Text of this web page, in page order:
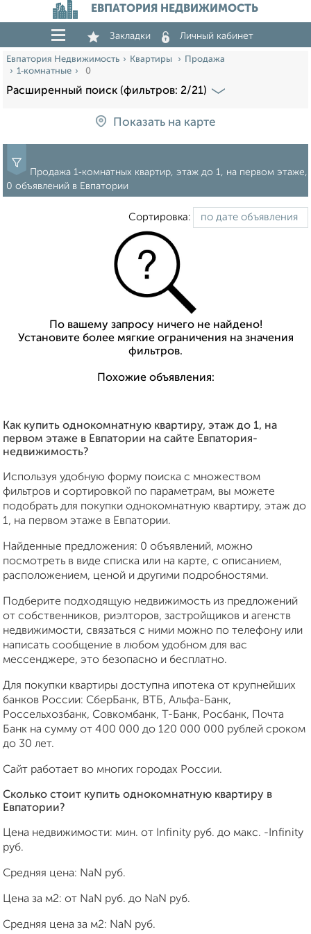
ЕВПАТОРИЯ НЕДВИЖИМОСТЬ
Закладки Личный кабинет
Евпатория Недвижимость Квартиры
Продажа
1‑комнатные
0
Расширенный поиск (фильтров: 2/21)
Показать на карте
Продажа 1‑комнатных квартир, этаж до 1, на первом этаже,
0 объявлений в Евпатории
Сортировка:
По вашему запросу ничего не найдено!
Установите более мягкие ограничения на значения
фильтров.
Похожие объявления:
Как купить однокомнатную квартиру, этаж до 1, на
первом этаже в Евпатории на сайте Евпатория-
недвижимость?
Используя удобную форму поиска с множеством
фильтров и сортировкой по параметрам, вы можете
подобрать для покупки однокомнатную квартиру, этаж до
1, на первом этаже в Евпатории.
Найденные предложения: 0 объявлений, можно
посмотреть в виде списка или на карте, с описанием,
расположением, ценой и другими подробностями.
Подберите подходящую недвижимость из предложений
от собственников, риэлторов, застройщиков и агенств
недвижимости, связаться с ними можно по телефону или
написать сообщение в любом удобном для вас
мессенджере, это безопасно и бесплатно.
Для покупки квартиры доступна ипотека от крупнейших
банков России: СберБанк, ВТБ, Альфа-Банк,
Россельхозбанк, Совкомбанк, Т-Банк, Росбанк, Почта
Банк на сумму от 400 000 до 120 000 000 рублей сроком
до 30 лет.
Сайт работает во многих городах России.
Сколько стоит купить однокомнатную квартиру в
Евпатории?
Цена недвижимости: мин. от Infinity руб. до макс. -Infinity
руб.
Средняя цена: NaN руб.
Цена за м2: от NaN руб. до NaN руб.
Средняя цена за м2: NaN руб.